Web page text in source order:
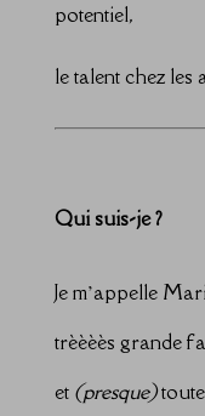
potentiel,
le talent chez les
Qui suis-je ?
Je m’appelle
trèèèès grande
et(presque)